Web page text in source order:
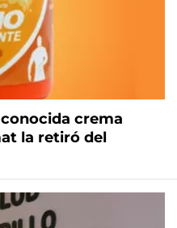
crema
la retiró del